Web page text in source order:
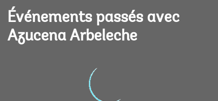
Événements passés avec
Azucena Arbeleche